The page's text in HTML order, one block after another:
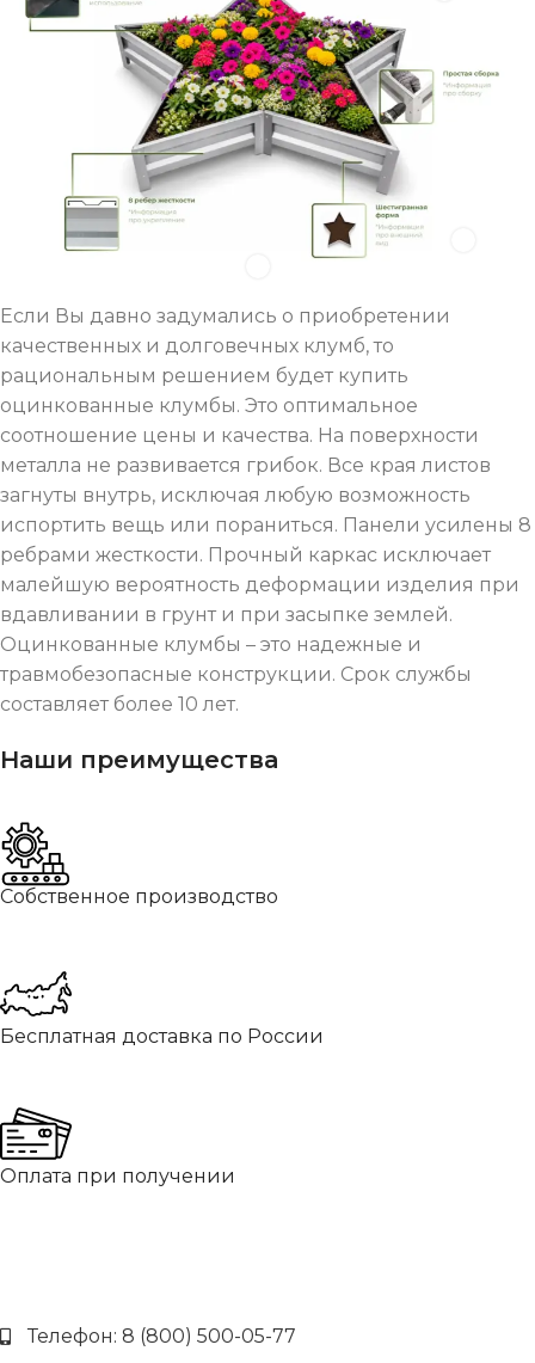
Если Вы давно задумались о приобретении
качественных и долговечных клумб, то
рациональным решением будет купить
оцинкованные клумбы. Это оптимальное
соотношение цены и качества. На поверхности
металла не развивается грибок. Все края листов
загнуты внутрь, исключая любую возможность
испортить вещь или пораниться. Панели усилены 8
ребрами жесткости. Прочный каркас исключает
малейшую вероятность деформации изделия при
вдавливании в грунт и при засыпке землей.
Оцинкованные клумбы – это надежные и
травмобезопасные конструкции. Срок службы
составляет более 10 лет.
Наши преимущества
Собственное производство
Бесплатная доставка по России
Оплата при получении
Телефон: 8 (800) 500-05-77